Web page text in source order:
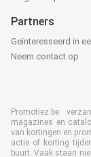
Partners
Geïnteresseerd in
Neem contact op
Promotiez.be
magazines en
van kortingen en
actie of korting
buurt. Vaak staan